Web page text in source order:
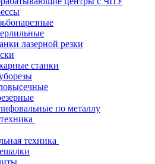
лазерной резки
станки
по металлу
техника